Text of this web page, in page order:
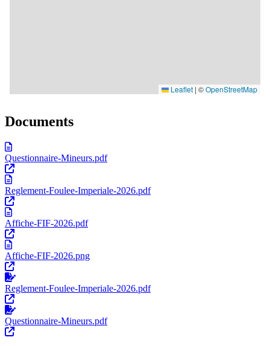
Documents
Questionnaire-Mineurs.pdf
Reglement-Foulee-Imperiale-2026.pdf
Affiche-FIF-2026.pdf
Affiche-FIF-2026.png
Reglement-Foulee-Imperiale-2026.pdf
Questionnaire-Mineurs.pdf